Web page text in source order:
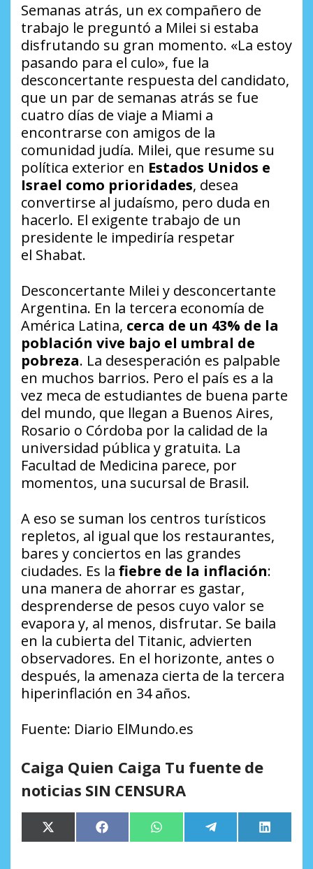
Semanas atrás, un ex compañero de
trabajo le preguntó a Milei si estaba
disfrutando su gran momento. «La estoy
pasando para el culo», fue la
desconcertante respuesta del candidato,
que un par de semanas atrás se fue
cuatro días de viaje a Miami a
encontrarse con amigos de la
comunidad judía. Milei, que resume su
política exterior en Estados Unidos e
Israel como prioridades, desea
convertirse al judaísmo, pero duda en
hacerlo. El exigente trabajo de un
presidente le impediría respetar
el Shabat.
Desconcertante Milei y desconcertante
Argentina. En la tercera economía de
América Latina, cerca de un 43% de la
población vive bajo el umbral de
pobreza. La desesperación es palpable
en muchos barrios. Pero el país es a la
vez meca de estudiantes de buena parte
del mundo, que llegan a Buenos Aires,
Rosario o Córdoba por la calidad de la
universidad pública y gratuita. La
Facultad de Medicina parece, por
momentos, una sucursal de Brasil.
A eso se suman los centros turísticos
repletos, al igual que los restaurantes,
bares y conciertos en las grandes
ciudades. Es la fiebre de la inflación:
una manera de ahorrar es gastar,
desprenderse de pesos cuyo valor se
evapora y, al menos, disfrutar. Se baila
en la cubierta del Titanic, advierten
observadores. En el horizonte, antes o
después, la amenaza cierta de la tercera
hiperinflación en 34 años.
Fuente: Diario ElMundo.es
Caiga Quien Caiga Tu fuente de
noticias SIN CENSURA
Compartir
en
X
(Twitter)
Compartir
en
Facebook Compartir
en
WhatsApp Compartir
en
Telegram
en
LinkedIn